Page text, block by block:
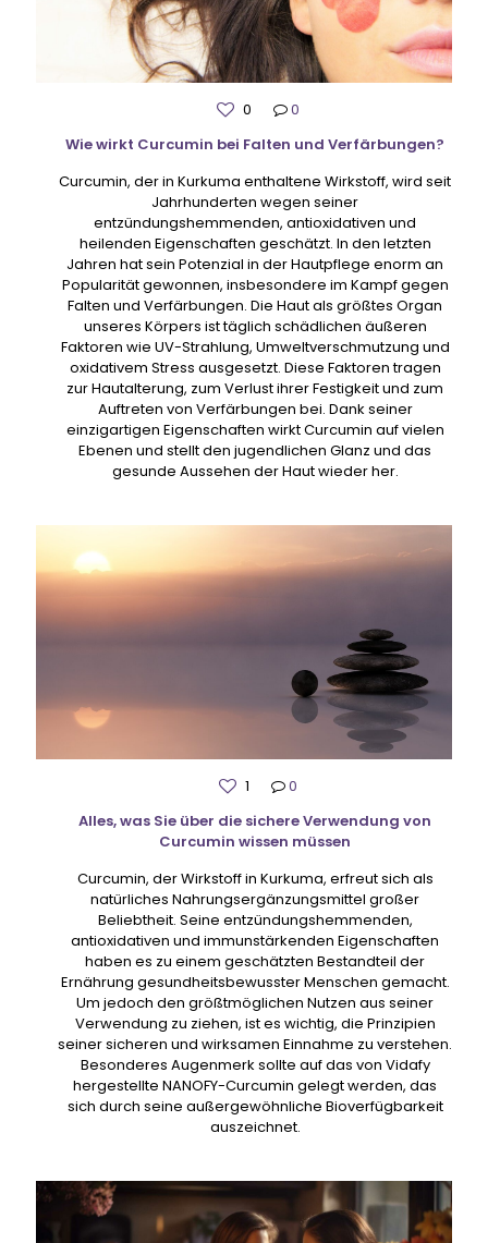
0
0
Wie wirkt Curcumin bei Falten und Verfärbungen?
Curcumin, der in Kurkuma enthaltene Wirkstoff, wird seit
Jahrhunderten wegen seiner
entzündungshemmenden, antioxidativen und
heilenden Eigenschaften geschätzt. In den letzten
Jahren hat sein Potenzial in der Hautpflege enorm an
Popularität gewonnen, insbesondere im Kampf gegen
Falten und Verfärbungen. Die Haut als größtes Organ
unseres Körpers ist täglich schädlichen äußeren
Faktoren wie UV-Strahlung, Umweltverschmutzung und
oxidativem Stress ausgesetzt. Diese Faktoren tragen
zur Hautalterung, zum Verlust ihrer Festigkeit und zum
Auftreten von Verfärbungen bei. Dank seiner
einzigartigen Eigenschaften wirkt Curcumin auf vielen
Ebenen und stellt den jugendlichen Glanz und das
gesunde Aussehen der Haut wieder her.
1
0
Alles, was Sie über die sichere Verwendung von
Curcumin wissen müssen
Curcumin, der Wirkstoff in Kurkuma, erfreut sich als
natürliches Nahrungsergänzungsmittel großer
Beliebtheit. Seine entzündungshemmenden,
antioxidativen und immunstärkenden Eigenschaften
haben es zu einem geschätzten Bestandteil der
Ernährung gesundheitsbewusster Menschen gemacht.
Um jedoch den größtmöglichen Nutzen aus seiner
Verwendung zu ziehen, ist es wichtig, die Prinzipien
seiner sicheren und wirksamen Einnahme zu verstehen.
Besonderes Augenmerk sollte auf das von Vidafy
hergestellte NANOFY-Curcumin gelegt werden, das
sich durch seine außergewöhnliche Bioverfügbarkeit
auszeichnet.